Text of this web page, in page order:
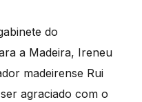
do
a Madeira, Ireneu
madeirense Rui
agraciado com o